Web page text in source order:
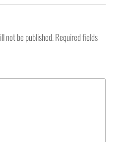
not be published.Required fields